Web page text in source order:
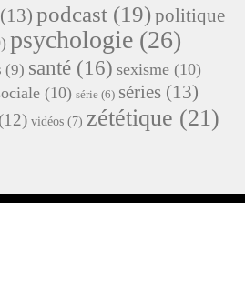
(13) podcast (19)politique
psychologie (26)
(9) santé (16) sexisme (10)
(10) série (6) séries (13)
(12) vidéos (7) zététique (21)